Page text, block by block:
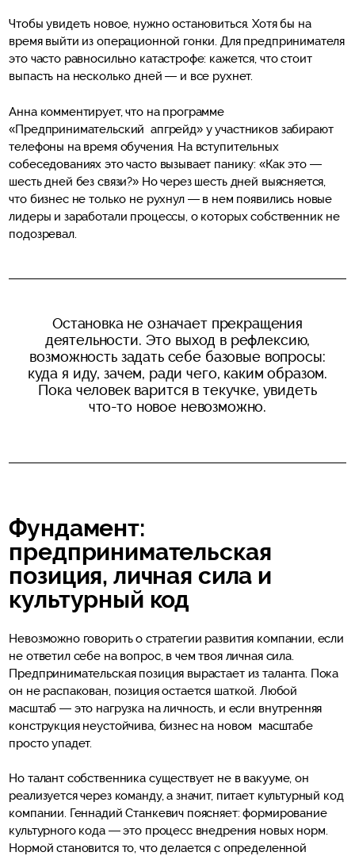
Чтобы увидеть новое, нужно остановиться. Хотя бы на
время выйти из операционной гонки. Для предпринимателя
это часто равносильно катастрофе: кажется, что стоит
выпасть на несколько дней — и все рухнет.
Анна комментирует, что на программе
«Предпринимательский апгрейд» у участников забирают
телефоны на время обучения. На вступительных
собеседованиях это часто вызывает панику: «Как это —
шесть дней без связи?» Но через шесть дней выясняется,
что бизнес не только не рухнул — в нем появились новые
лидеры и заработали процессы, о которых собственник не
подозревал.
Остановка не означает прекращения
деятельности. Это выход в рефлексию,
возможность задать себе базовые вопросы:
куда я иду, зачем, ради чего, каким образом.
Пока человек варится в текучке, увидеть
что-то новое невозможно.
Фундамент:
предпринимательская
позиция, личная сила и
культурный код
Невозможно говорить о стратегии развития компании, если
не ответил себе на вопрос, в чем твоя личная сила.
Предпринимательская позиция вырастает из таланта. Пока
он не распакован, позиция остается шаткой. Любой
масштаб — это нагрузка на личность, и если внутренняя
конструкция неустойчива, бизнес на новом масштабе
просто упадет.
Но талант собственника существует не в вакууме, он
реализуется через команду, а значит, питает культурный код
компании. Геннадий Станкевич поясняет: формирование
культурного кода — это процесс внедрения новых норм.
Нормой становится то, что делается с определенной